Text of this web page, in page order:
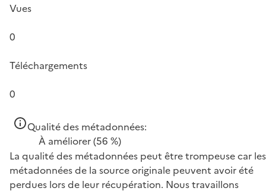
Vues
0
Téléchargements
0
Qualité des métadonnées:
À améliorer(56 %)
La qualité des métadonnées peut être trompeuse car les
métadonnées de la source originale peuvent avoir été
perdues lors de leur récupération. Nous travaillons